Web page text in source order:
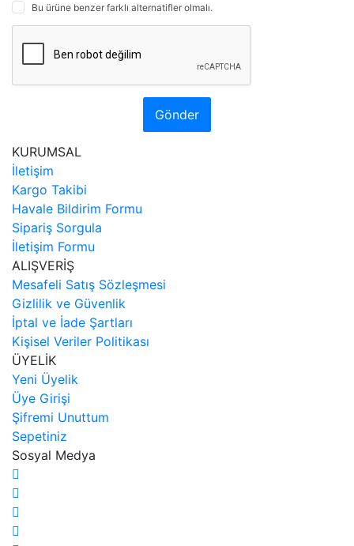
Bu ürüne benzer farklı alternatifler olmalı.
Gönder
KURUMSAL
İletişim
Kargo Takibi
Havale Bildirim Formu
Sipariş Sorgula
İletişim Formu
ALIŞVERİŞ
Mesafeli Satış Sözleşmesi
Gizlilik ve Güvenlik
İptal ve İade Şartları
Kişisel Veriler Politikası
ÜYELİK
Yeni Üyelik
Üye Girişi
Şifremi Unuttum
Sepetiniz
Sosyal Medya